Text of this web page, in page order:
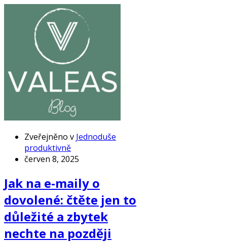
Zveřejněno v Jednoduše
produktivně
červen 8, 2025
Jak na e-maily o
dovolené: čtěte jen to
důležité a zbytek
nechte na později